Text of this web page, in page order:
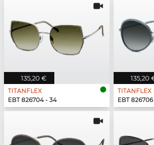
135,20 €
TITANFLEX
EBT 826704 - 34
135,20
TITANFLEX
EBT